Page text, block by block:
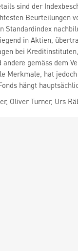
sind der
Beurteilungen
Standardindex
in Aktien,
bei
andere gemäss dem
Merkmale, hat
hängt
Oliver Turner, Urs